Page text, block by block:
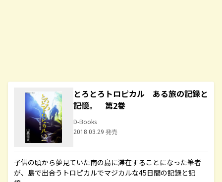
とろとろトロピカル ある旅の記録と
記憶。 第2巻
D-Books
2018.03.29 発売
子供の頃から夢見ていた南の島に滞在することになった筆者
が、島で出合うトロピカルでマジカルな45日間の記録と記